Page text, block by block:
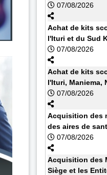
07/08/2026
Achat de kits
l'Ituri et du Sud
07/08/2026
Achat de kits
l'Ituri, Maniema,
07/08/2026
Acquisition des
des aires de
07/08/2026
Acquisition des
Siège et les